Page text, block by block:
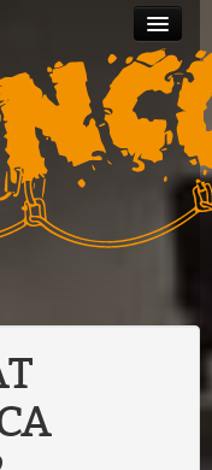
Contact